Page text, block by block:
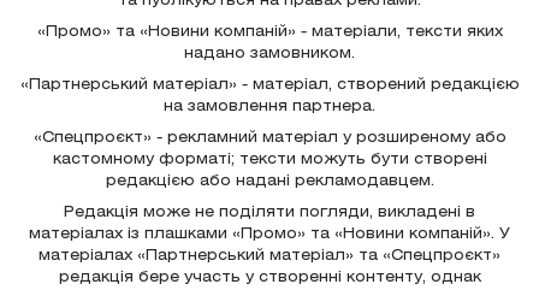
«Промо» та «Новини компаній» - матеріали, тексти яких
надано замовником.
«Партнерський матеріал» - матеріал, створений редакцією
на замовлення партнера.
«Спецпроєкт» - рекламний матеріал у розширеному або
кастомному форматі; тексти можуть бути створені
редакцією або надані рекламодавцем.
Редакція може не поділяти погляди, викладені в
матеріалах із плашками «Промо» та «Новини компаній». У
матеріалах «Партнерський матеріал» та «Спецпроєкт»
редакція бере участь у створенні контенту, однак